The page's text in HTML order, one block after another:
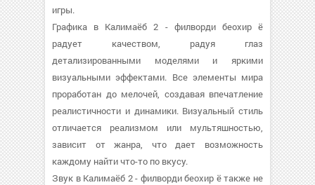
игры.
Графика в Калимаёб 2 - филворди беохир ё
радует качеством, радуя глаз
детализированными моделями и яркими
визуальными эффектами. Все элементы мира
проработан до мелочей, создавая впечатление
реалистичности и динамики. Визуальный стиль
отличается реализмом или мультяшностью,
зависит от жанра, что дает возможность
каждому найти что-то по вкусу.
Звук в Калимаёб 2 - филворди беохир ё также не